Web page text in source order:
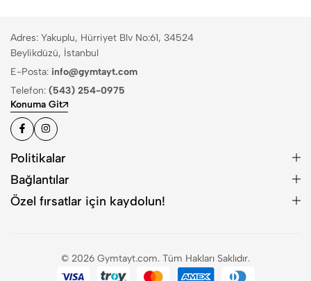
Adres: Yakuplu, Hürriyet Blv No:61, 34524
Beylikdüzü, İstanbul
E-Posta: info@gymtayt.com
Telefon: (543) 254-0975
Konuma Git
Politikalar
Bağlantılar
Özel fırsatlar için kaydolun!
© 2026 Gymtayt.com. Tüm Hakları Saklıdır.